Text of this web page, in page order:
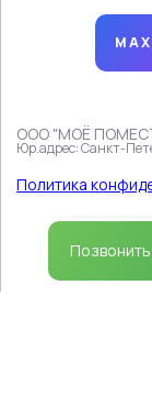
MAX
ООО "МОЁ
Юр.адрес: Санкт-
Политика
Позвонить
Продолжая